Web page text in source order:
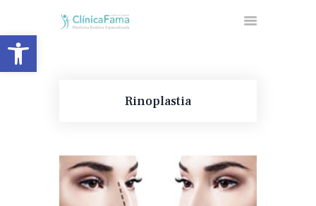
Abrir barra de herramientas
MEDICINA ESTÉTICA
FACIAL
MEDICINA ESTÉTICA
Rinoplastia